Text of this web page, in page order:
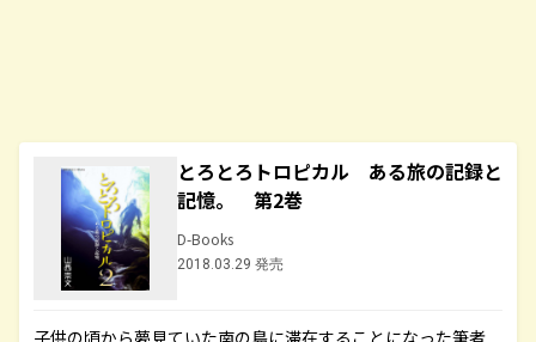
とろとろトロピカル ある旅の記録と
記憶。 第2巻
D-Books
2018.03.29 発売
子供の頃から夢見ていた南の島に滞在することになった筆者